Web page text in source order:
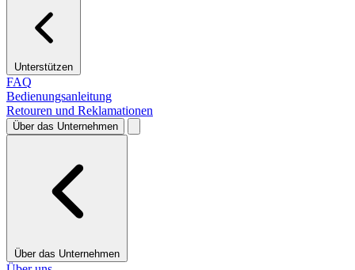
Unterstützen
FAQ
Bedienungsanleitung
Retouren und Reklamationen
Über das Unternehmen
Über das Unternehmen